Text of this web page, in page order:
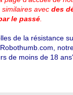
avec des
le passé
de la résistance
de moins de 18